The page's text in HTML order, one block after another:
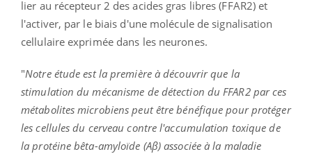
lier au récepteur 2 des acides gras libres (FFAR2) et
l'activer, par le biais d'une molécule de signalisation
cellulaire exprimée dans les neurones.
"Notre étude est la première à découvrir que la
stimulation du mécanisme de détection du FFAR2 par ces
métabolites microbiens peut être bénéfique pour protéger
les cellules du cerveau contre l'accumulation toxique de
la protéine bêta-amyloïde (Aβ) associée à la maladie